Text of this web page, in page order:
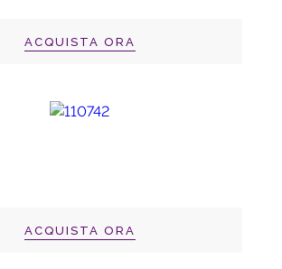
ACQUISTA ORA
ACQUISTA ORA